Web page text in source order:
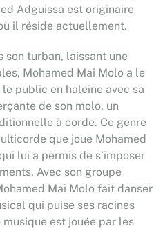
Adguissa est originaire
il réside actuellement.
son turban, laissant une
Mohamed Mai Molo a le
public en haleine avec sa
de son molo, un
à corde. Ce genre
que joue Mohamed
lui a permis de s’imposer
Avec son groupe
Mai Molo fait danser
qui puise ses racines
est jouée par les